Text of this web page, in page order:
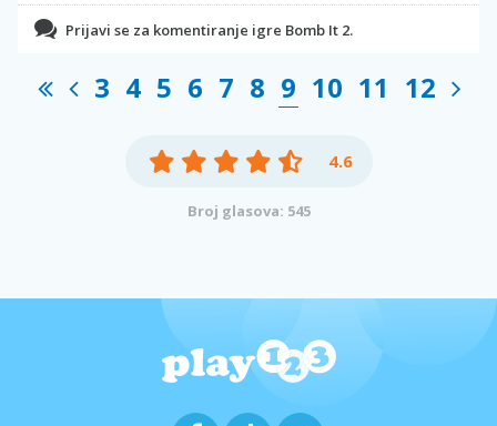
Prijavi se za komentiranje igre Bomb It 2.
3 4 5 6 7 8 9 10 11 12
4.6
Broj glasova: 545